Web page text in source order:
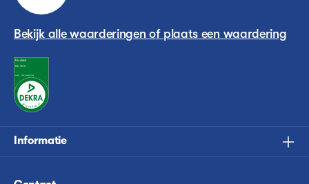
Bekijk alle waarderingen of plaats een waardering
Informatie